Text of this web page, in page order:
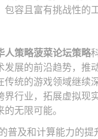
包容且富有挑战性的
人策略菠菜论坛策略
发展的前沿趋势，推
传统的游戏领域继续
界行业，拓展虚拟现
无限可能。
普及和计算能力的提